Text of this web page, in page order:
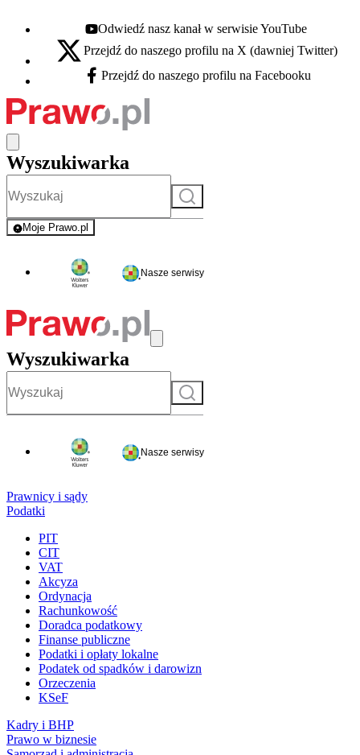
Youtube - otwiera się w nowej karcie
Odwiedź nasz kanał w serwisie YouTube
X - otwiera się w nowej karcie
Przejdź do naszego profilu na X (dawniej Twitter)
Facebook - otwiera się w nowej karcie
Przejdź do naszego profilu na Facebooku
Wyszukiwarka
Szukaj
Moje Prawo.pl
- rejestracja i logowanie do serwisu
Nasze serwisy
Wyszukiwarka
Szukaj
Nasze serwisy
Prawnicy i sądy
Podatki
PIT
CIT
VAT
Akcyza
Ordynacja
Rachunkowość
Doradca podatkowy
Finanse publiczne
Podatki i opłaty lokalne
Podatek od spadków i darowizn
Orzeczenia
KSeF
Kadry i BHP
Prawo w biznesie